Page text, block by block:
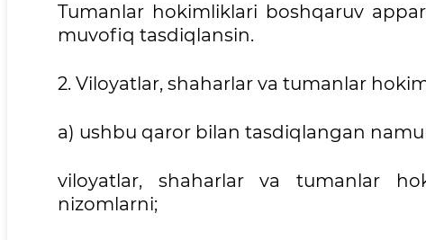
Tumanlar hokimliklari boshqaruv
muvofiq tasdiqlansin.
2. Viloyatlar, shaharlar va tumanlar
a) ushbu qaror bilan tasdiqlangan
viloyatlar, shaharlar va tumanlar
nizomlarni;